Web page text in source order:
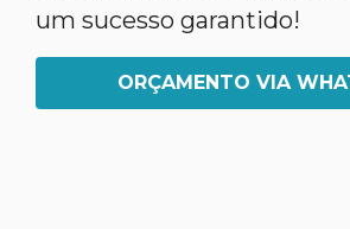
um sucesso garantido!
ORÇAMENTO VIA